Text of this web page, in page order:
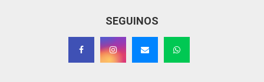
SEGUINOS